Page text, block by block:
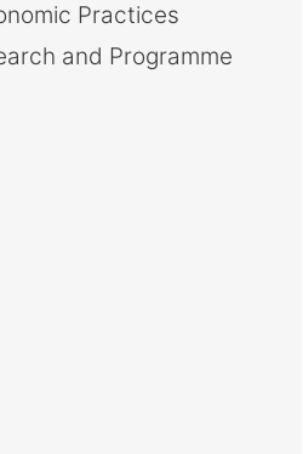
Practices
and Programme